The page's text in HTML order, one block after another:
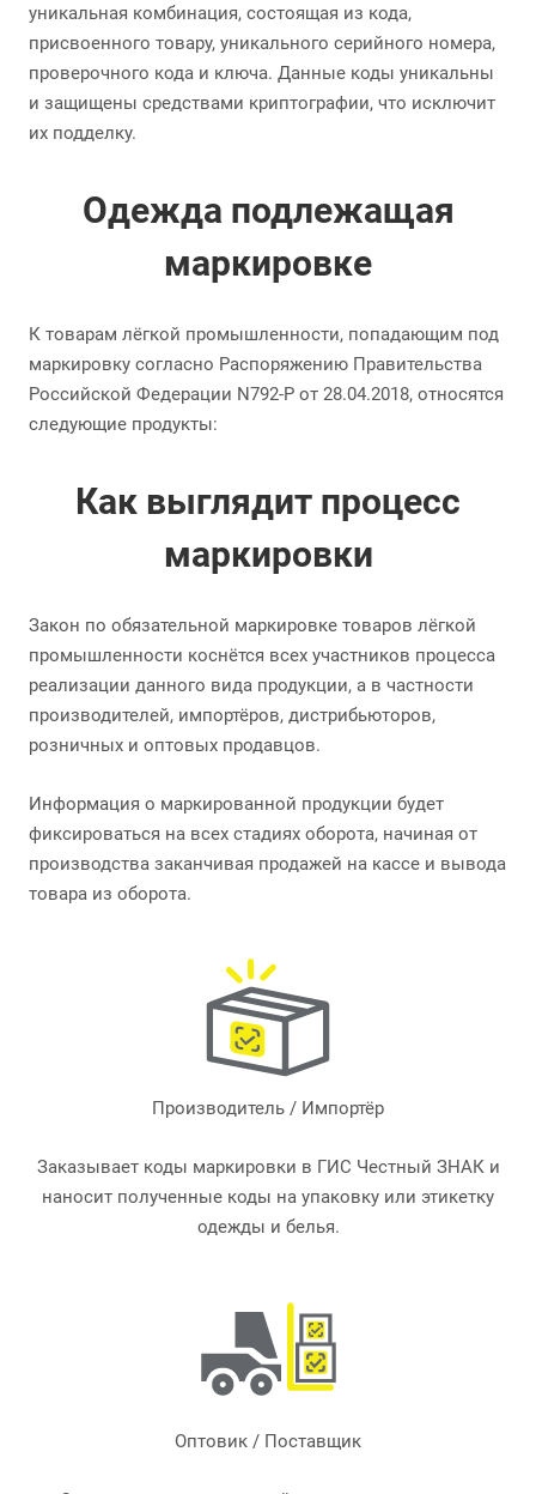
уникальная комбинация, состоящая из кода,
присвоенного товару, уникального серийного номера,
проверочного кода и ключа. Данные коды уникальны
и защищены средствами криптографии, что исключит
их подделку.
Одежда подлежащая
маркировке
К товарам лёгкой промышленности, попадающим под
маркировку согласно Распоряжению Правительства
Российской Федерации N792-P от 28.04.2018, относятся
следующие продукты:
Как выглядит процесс
маркировки
Закон по обязательной маркировке товаров лёгкой
промышленности коснётся всех участников процесса
реализации данного вида продукции, а в частности
производителей, импортёров, дистрибьюторов,
розничных и оптовых продавцов.
Информация о маркированной продукции будет
фиксироваться на всех стадиях оборота, начиная от
производства заканчивая продажей на кассе и вывода
товара из оборота.
Производитель / Импортёр
Заказывает коды маркировки в ГИС Честный ЗНАК и
наносит полученные коды на упаковку или этикетку
одежды и белья.
Оптовик / Поставщик